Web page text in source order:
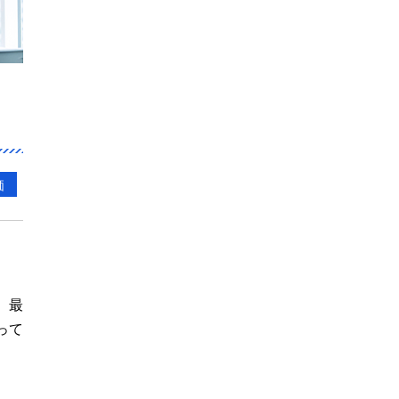
最
て